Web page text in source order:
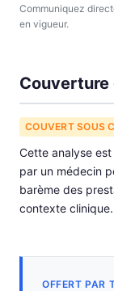
Communiquez
en vigueur.
Couverture
COUVERT SOUS
Cette analyse est
par un médecin
barème des
contexte clinique.
OFFERT PAR